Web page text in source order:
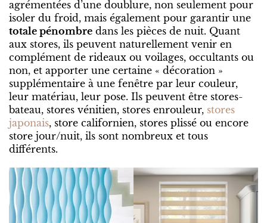
agrémentées d’une doublure, non seulement pour
isoler du froid, mais également pour garantir une
totale pénombre dans les pièces de nuit. Quant
aux stores, ils peuvent naturellement venir en
complément de rideaux ou voilages, occultants ou
non, et apporter une certaine « décoration »
supplémentaire à une fenêtre par leur couleur,
leur matériau, leur pose. Ils peuvent être stores-
bateau, stores vénitien, stores enrouleur, stores
japonais, store californien, stores plissé ou encore
store jour/nuit, ils sont nombreux et tous
différents.